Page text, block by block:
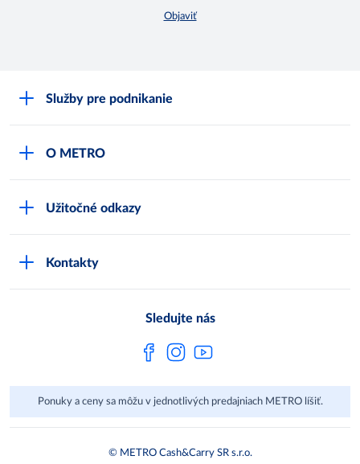
Objaviť
Služby pre podnikanie
Track & trace
O METRO
Užitočné odkazy
Kontakty
Sledujte nás
Ponuky a ceny sa môžu v jednotlivých predajniach METRO líšiť.
© METRO Cash&Carry SR s.r.o.